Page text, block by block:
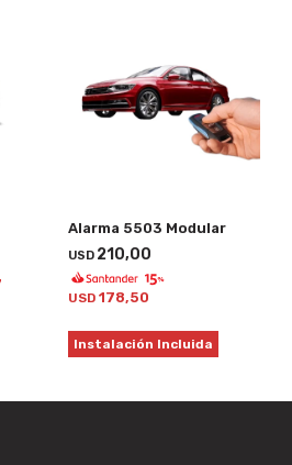
Alarma 5503 Modular
USD 210,00
USD 178,50
Instalación Incluida